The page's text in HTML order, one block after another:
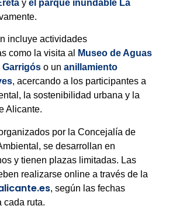
y el parque inundable La
incluye actividades
como la visita al
Museo de Aguas
Garrigóso un anillamiento
, acercando a los participantes a
la sostenibilidad urbana y la
Alicante.
por la Concejalía de
se desarrollan en
y tienen plazas limitadas. Las
realizarse online a través de la
, según las fechas
cada ruta.